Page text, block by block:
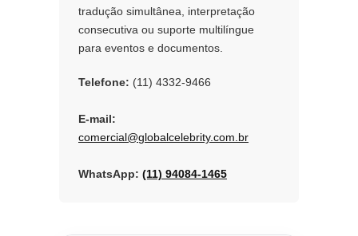
tradução simultânea, interpretação
consecutiva ou suporte multilíngue
para eventos e documentos.
Telefone: (11) 4332-9466
E-mail:
comercial@globalcelebrity.com.br
WhatsApp: (11) 94084-1465